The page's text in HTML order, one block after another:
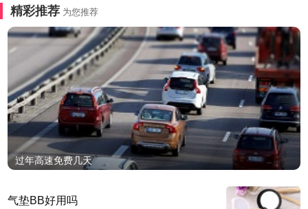
精彩推荐 为您推荐
过年高速免费几天
气垫BB好用吗